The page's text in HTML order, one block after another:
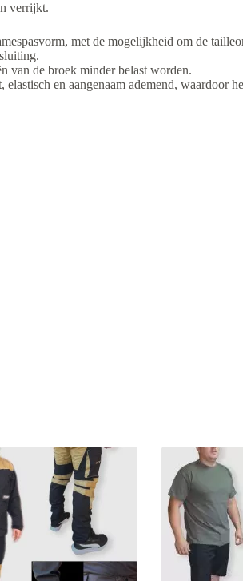
verrijkt.
met de mogelijkheid om de
van de broek minder belast worden.
en aangenaam ademend, waardoor